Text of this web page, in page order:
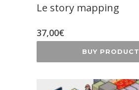
Le story mapping
37,00€
BUY PRODUCT